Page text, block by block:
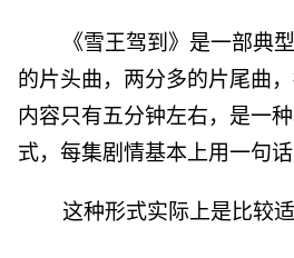
《雪王驾到》是一部典
的片头曲，两分多的片尾曲
内容只有五分钟左右，是一
式，每集剧情基本上用一句话
这种形式实际上是比较